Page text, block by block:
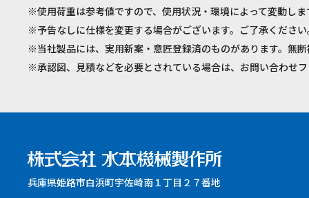
※使用荷重は参考値ですので、使用状況・環境によって変動し
※予告なしに仕様を変更する場合がございます。ご了承くださ
※当社製品には、実用新案・意匠登録済のものがあります。無
※承認図、見積などを必要とされている場合は、お問い合わせ
兵庫県姫路市白浜町宇佐崎南１丁目２７番地